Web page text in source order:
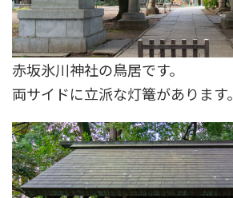
赤坂氷川神社の鳥居です。
両サイドに立派な灯篭があります。